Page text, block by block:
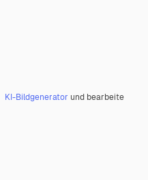
KI-Bildgenerator und bearbeite